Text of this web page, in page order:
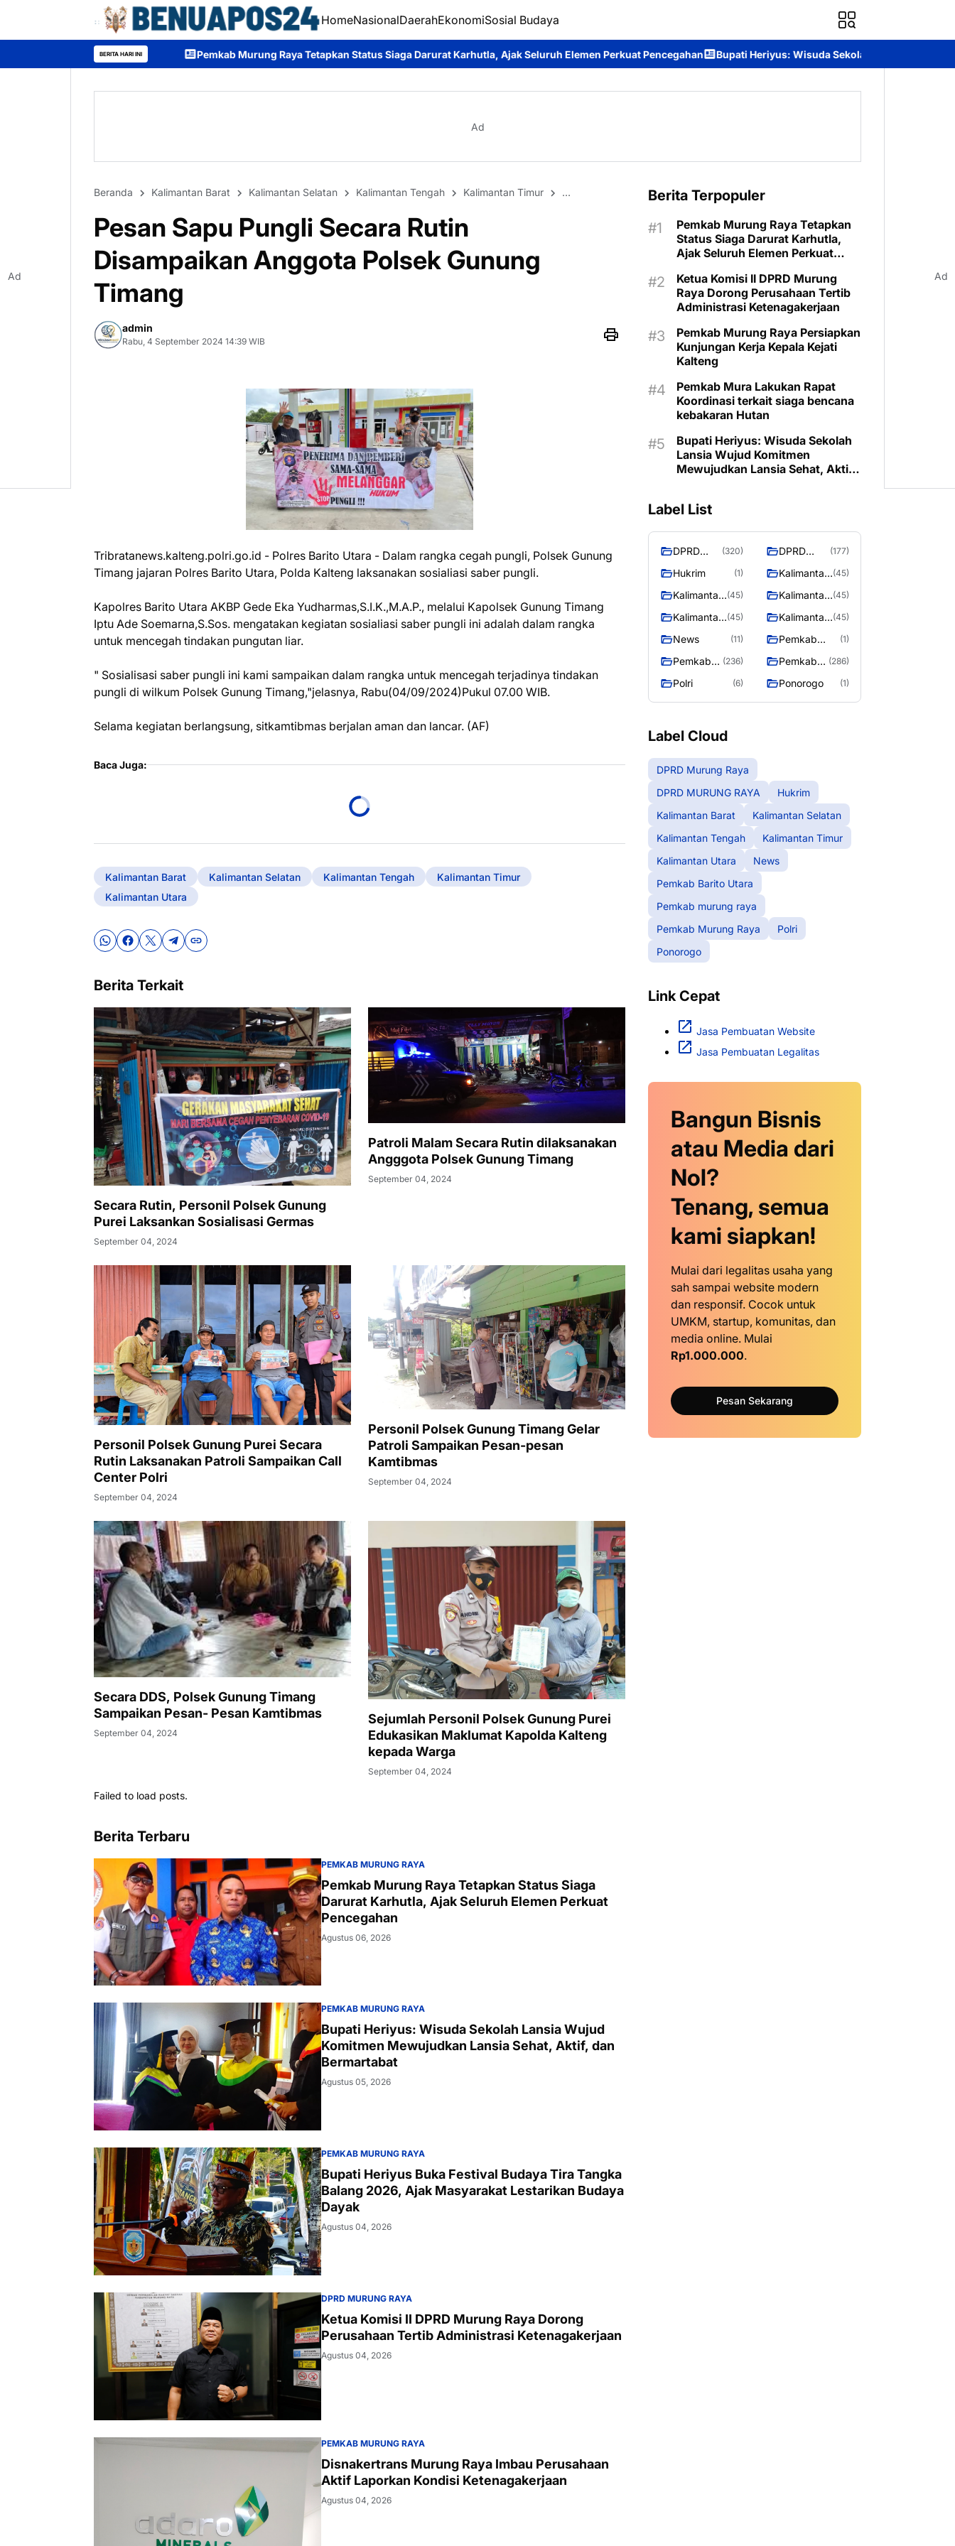
HomeNasionalDaerahEkonomiSosial Budaya
BERITA HARI INI
Pemkab Murung Raya Tetapkan Status Siaga Darurat Karhutla, Ajak Seluruh Elemen Perkuat Pencegahan Bupati Heriyus: Wisuda Sekolah Lansia Wujud Komitmen Mewujudkan
Ad
Beranda Kalimantan Barat Kalimantan Selatan Kalimantan Tengah Kalimantan Timur Kalimantan Utara
Pesan Sapu Pungli Secara Rutin
Disampaikan Anggota Polsek Gunung
Timang
admin
Rabu, 4 September 2024 14:39 WIB
Tribratanews.kalteng.polri.go.id - Polres Barito Utara - Dalam rangka cegah pungli, Polsek Gunung
Timang jajaran Polres Barito Utara, Polda Kalteng laksanakan sosialiasi saber pungli.
Kapolres Barito Utara AKBP Gede Eka Yudharmas,S.I.K.,M.A.P., melalui Kapolsek Gunung Timang
Iptu Ade Soemarna,S.Sos. mengatakan kegiatan sosialiasi saber pungli ini adalah dalam rangka
untuk mencegah tindakan pungutan liar.
" Sosialisasi saber pungli ini kami sampaikan dalam rangka untuk mencegah terjadinya tindakan
pungli di wilkum Polsek Gunung Timang,"jelasnya, Rabu(04/09/2024)Pukul 07.00 WIB.
Selama kegiatan berlangsung, sitkamtibmas berjalan aman dan lancar. (AF)
Baca Juga:
Kalimantan Barat Kalimantan Selatan Kalimantan Tengah
Kalimantan Timur
Kalimantan Utara
Berita Terkait
Secara Rutin, Personil Polsek Gunung
Purei Laksankan Sosialisasi Germas
September 04, 2024
Patroli Malam Secara Rutin dilaksanakan
Angggota Polsek Gunung Timang
September 04, 2024
Personil Polsek Gunung Purei Secara
Rutin Laksanakan Patroli Sampaikan Call
Center Polri
September 04, 2024
Personil Polsek Gunung Timang Gelar
Patroli Sampaikan Pesan-pesan
Kamtibmas
September 04, 2024
Secara DDS, Polsek Gunung Timang
Sampaikan Pesan- Pesan Kamtibmas
September 04, 2024
Sejumlah Personil Polsek Gunung Purei
Edukasikan Maklumat Kapolda Kalteng
kepada Warga
September 04, 2024
Failed to load posts.
Berita Terbaru
PEMKAB MURUNG RAYA
Pemkab Murung Raya Tetapkan Status Siaga
Darurat Karhutla, Ajak Seluruh Elemen Perkuat
Pencegahan
Agustus 06, 2026
PEMKAB MURUNG RAYA
Bupati Heriyus: Wisuda Sekolah Lansia Wujud
Komitmen Mewujudkan Lansia Sehat, Aktif, dan
Bermartabat
Agustus 05, 2026
PEMKAB MURUNG RAYA
Bupati Heriyus Buka Festival Budaya Tira Tangka
Balang 2026, Ajak Masyarakat Lestarikan Budaya
Dayak
Agustus 04, 2026
DPRD MURUNG RAYA
Ketua Komisi II DPRD Murung Raya Dorong
Perusahaan Tertib Administrasi Ketenagakerjaan
Agustus 04, 2026
PEMKAB MURUNG RAYA
Disnakertrans Murung Raya Imbau Perusahaan
Aktif Laporkan Kondisi Ketenagakerjaan
Agustus 04, 2026
Berita Terpopuler
Pemkab Murung Raya Tetapkan
Status Siaga Darurat Karhutla,
Ajak Seluruh Elemen Perkuat
Ketua Komisi II DPRD Murung
Raya Dorong Perusahaan Tertib
Administrasi Ketenagakerjaan
Pemkab Murung Raya Persiapkan
Kunjungan Kerja Kepala Kejati
Kalteng
Pemkab Mura Lakukan Rapat
Koordinasi terkait siaga bencana
kebakaran Hutan
Bupati Heriyus: Wisuda Sekolah
Lansia Wujud Komitmen
Mewujudkan Lansia Sehat, Aktif,
Label List
DPRD
Raya
(320)
DPRD
RAYA
(177)
Hukrim (1)
Kalimantan (45)
Kalimantan (45)
Kalimantan (45)
Kalimantan (45)
Kalimantan (45)
News (11)
Pemkab
Barito Utara
(1)
Pemkab
raya
(236)
Pemkab
Raya
(286)
Polri (6) Ponorogo (1)
Label Cloud
DPRD Murung Raya
DPRD MURUNG RAYA
Hukrim
Kalimantan Barat
Kalimantan Selatan
Kalimantan Tengah
Kalimantan Timur
Kalimantan Utara
News
Pemkab Barito Utara
Pemkab murung raya
Pemkab Murung Raya
Polri
Ponorogo
Link Cepat
Jasa Pembuatan Website
Jasa Pembuatan Legalitas
Bangun Bisnis
atau Media dari
Nol?
Tenang, semua
kami siapkan!
Mulai dari legalitas usaha yang
sah sampai website modern
dan responsif. Cocok untuk
UMKM, startup, komunitas, dan
media online. Mulai
Rp1.000.000.
Pesan Sekarang
Ad Ad